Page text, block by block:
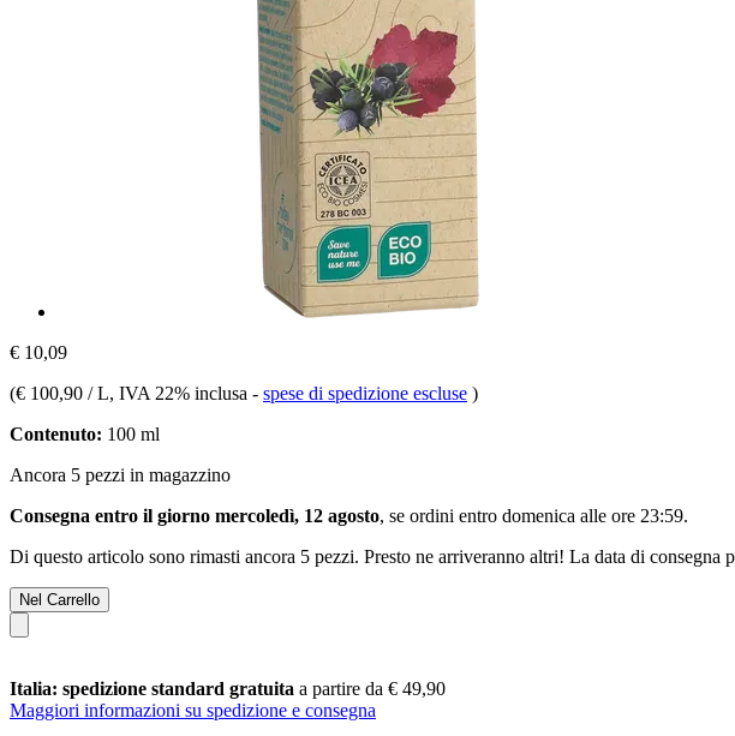
€ 10,09
(€ 100,90 / L, IVA 22% inclusa - spese di spedizione escluse )
Contenuto: 100 ml
Ancora 5 pezzi in magazzino
Consegna entro il giorno mercoledì, 12 agosto, se ordini entro domenica alle ore 23:59.
Di questo articolo sono rimasti ancora 5 pezzi. Presto ne arriveranno altri! La data di
Nel Carrello
Italia: spedizione standard gratuita a partire da € 49,90
Maggiori informazioni su spedizione e consegna